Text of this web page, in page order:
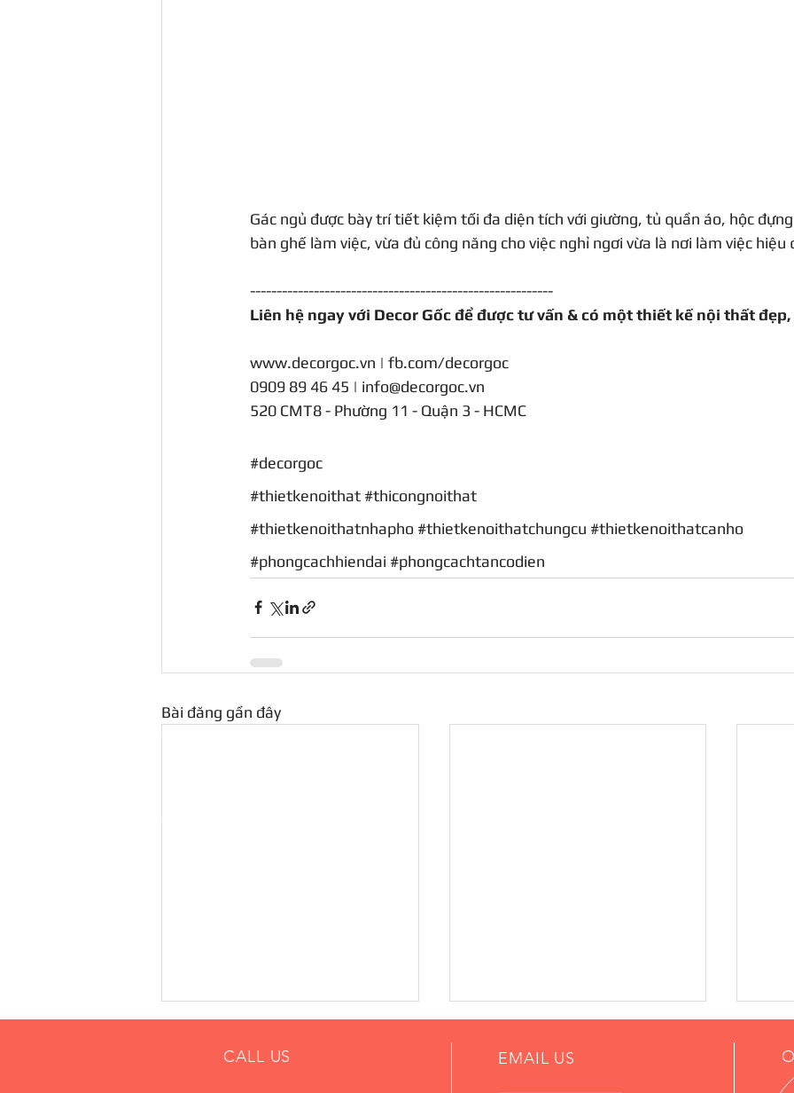
Gác ngủ được bày trí tiết kiệm tối đa diện tích với giường, tủ quần áo, hộc
bàn ghế làm việc, vừa đủ công năng cho việc nghỉ ngơi vừa là nơi làm việc hiệu
---------------------------------------------------------
Liên hệ ngay với Decor Gốc để được tư vấn & có một thiết kế nội thất
www.decorgoc.vn | fb.com/decorgoc
0909 89 46 45 | info@decorgoc.vn
520 CMT8 - Phường 11 - Quận 3 - HCMC
#decorgoc
#thietkenoithat #thicongnoithat
#thietkenoithatnhapho #thietkenoithatchungcu #thietkenoithatcanho
#phongcachhiendai #phongcachtancodien
Bài đăng gần đây
CALL US EMAIL US